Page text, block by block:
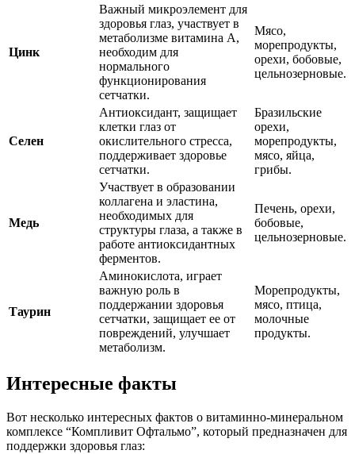
Цинк
Важный микроэлемент для
здоровья глаз, участвует в
метаболизме витамина А,
необходим для
нормального
функционирования
сетчатки.
Мясо,
морепродукты,
орехи, бобовые,
цельнозерновые.
Селен
Антиоксидант, защищает
клетки глаз от
окислительного стресса,
поддерживает здоровье
сетчатки.
Бразильские
орехи,
морепродукты,
мясо, яйца,
грибы.
Медь
Участвует в образовании
коллагена и эластина,
необходимых для
структуры глаза, а также в
работе антиоксидантных
ферментов.
Печень, орехи,
бобовые,
цельнозерновые.
Таурин
Аминокислота, играет
важную роль в
поддержании здоровья
сетчатки, защищает ее от
повреждений, улучшает
метаболизм.
Морепродукты,
мясо, птица,
молочные
продукты.
Интересные факты
Вот несколько интересных фактов о витаминно-минеральном
комплексе “Компливит Офтальмо”, который предназначен для
поддержки здоровья глаз: